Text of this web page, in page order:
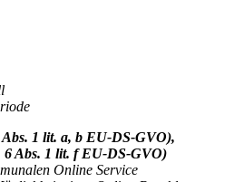
Abs. 1 lit. a, b EU-DS-GVO),
Abs. 1 lit. f EU-DS-GVO)
Online Service